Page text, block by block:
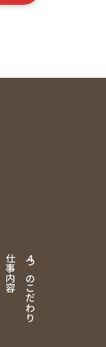
4
つのこだわり
仕事内容